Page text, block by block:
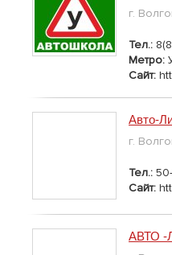
г.
Тел.:
Метро:
Сайт:
Авто-
г.
Тел.:
Сайт:
АВТО -